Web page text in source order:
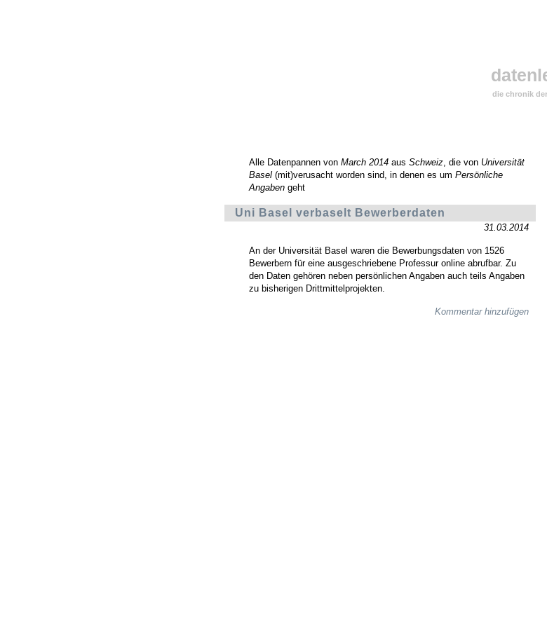
die chronik
Alle Datenpannen von March 2014aus Schweiz, die von Universität
Basel(mit)verusacht worden sind, in denen es um Persönliche
Angabengeht
Uni Basel verbaselt Bewerberdaten
31.03.2014
An der Universität Basel waren die Bewerbungsdaten von 1526
Bewerbern für eine ausgeschriebene Professur online abrufbar. Zu
den Daten gehören neben persönlichen Angaben auch teils Angaben
zu bisherigen Drittmittelprojekten.
Kommentar hinzufügen